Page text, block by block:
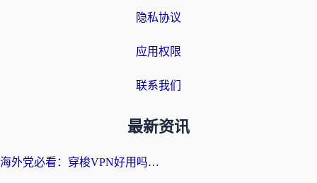
隐私协议
应用权限
联系我们
最新资讯
海外党必看：穿梭VPN好用吗？和云帆VPN对比哪个回国效果更好？附真实测评+避坑指南